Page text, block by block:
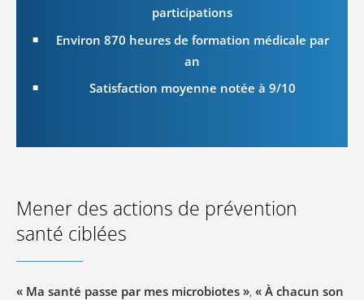
participations
Environ 870 heures de formation médicale par
an
Satisfaction moyenne notée à 9/10
Mener des actions de prévention
santé ciblées
« Ma santé passe par mes microbiotes », « À chacun son